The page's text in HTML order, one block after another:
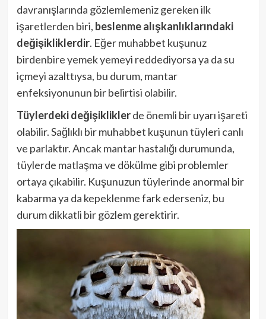
davranışlarında gözlemlemeniz gereken ilk
işaretlerden biri, beslenme alışkanlıklarındaki
değişikliklerdir. Eğer muhabbet kuşunuz
birdenbire yemek yemeyi reddediyorsa ya da su
içmeyi azalttıysa, bu durum, mantar
enfeksiyonunun bir belirtisi olabilir.
Tüylerdeki değişikliklerde önemli bir uyarı işareti
olabilir. Sağlıklı bir muhabbet kuşunun tüyleri canlı
ve parlaktır. Ancak mantar hastalığı durumunda,
tüylerde matlaşma ve dökülme gibi problemler
ortaya çıkabilir. Kuşunuzun tüylerinde anormal bir
kabarma ya da kepeklenme fark ederseniz, bu
durum dikkatli bir gözlem gerektirir.